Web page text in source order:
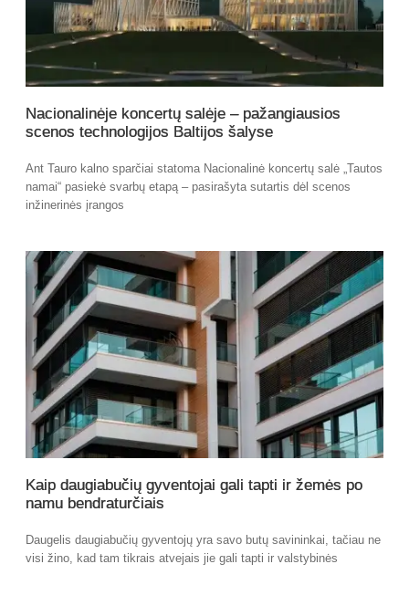
Nacionalinėje koncertų salėje – pažangiausios
scenos technologijos Baltijos šalyse
Ant Tauro kalno sparčiai statoma Nacionalinė koncertų salė „Tautos
namai“ pasiekė svarbų etapą – pasirašyta sutartis dėl scenos
inžinerinės įrangos
Kaip daugiabučių gyventojai gali tapti ir žemės po
namu bendraturčiais
Daugelis daugiabučių gyventojų yra savo butų savininkai, tačiau ne
visi žino, kad tam tikrais atvejais jie gali tapti ir valstybinės